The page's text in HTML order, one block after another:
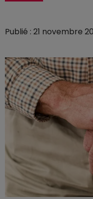
Publié : 21 novembre